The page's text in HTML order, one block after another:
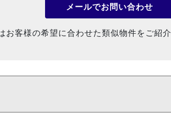
メールでお問い合わせ
客様の希望に合わせた類似物件をご紹介